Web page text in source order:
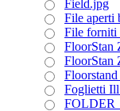
Field.jpg
File aperti
File forniti
FloorStan
FloorStan
Foglietti